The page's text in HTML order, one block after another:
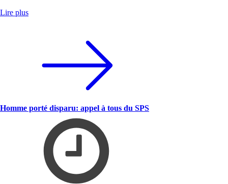
Lire plus
Homme porté disparu: appel à tous du SPS